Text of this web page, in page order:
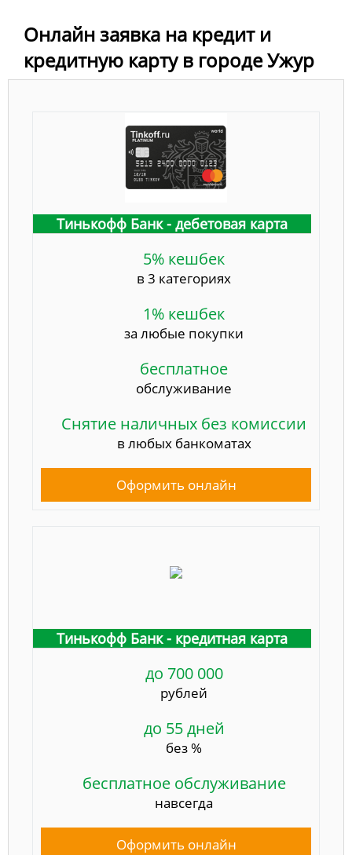
Онлайн заявка на кредит и
кредитную карту в городе Ужур
Тинькофф Банк - дебетовая карта
5% кешбек
в 3 категориях
1% кешбек
за любые покупки
бесплатное
обслуживание
Снятие наличных без комиссии
в любых банкоматах
Оформить онлайн
Тинькофф Банк - кредитная карта
до 700 000
рублей
до 55 дней
без %
бесплатное обслуживание
навсегда
Оформить онлайн